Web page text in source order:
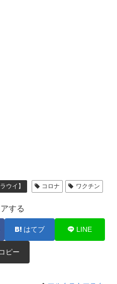
ウイ】 コロナ ワクチン
する
はてブ LINE
コピー